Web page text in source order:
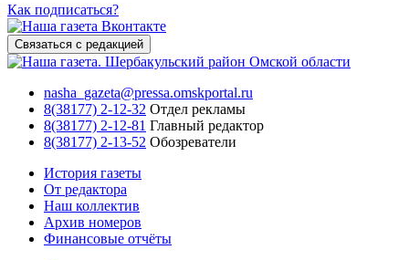
Как подписаться?
Связаться с редакцией
nasha_gazeta@pressa.omskportal.ru
8(38177) 2-12-32 Отдел рекламы
8(38177) 2-12-81 Главный редактор
8(38177) 2-13-52 Обозреватели
История газеты
От редактора
Наш коллектив
Архив номеров
Финансовые отчёты